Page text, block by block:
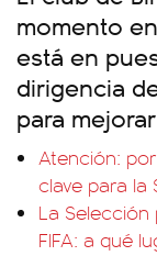
momento
está en
dirigencia
para
Atención:
clave para la
La
FIFA: a qué